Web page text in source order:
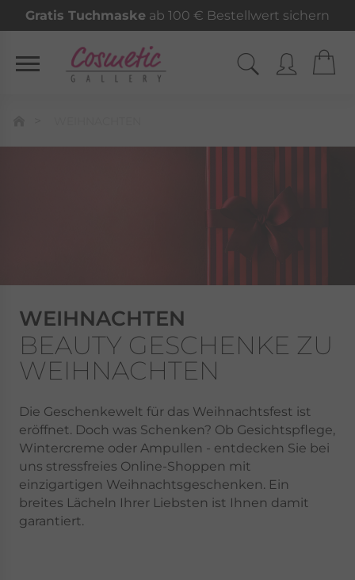
Gratis Tuchmaske ab 100 € Bestellwert sichern
WEIHNACHTEN
BEAUTY GESCHENKE ZU
WEIHNACHTEN
Die Geschenkewelt für das Weihnachtsfest ist
eröffnet. Doch was Schenken? Ob Gesichtspflege,
Wintercreme oder Ampullen - entdecken Sie bei
uns stressfreies Online-Shoppen mit
einzigartigen Weihnachtsgeschenken. Ein
breites Lächeln Ihrer Liebsten ist Ihnen damit
garantiert.